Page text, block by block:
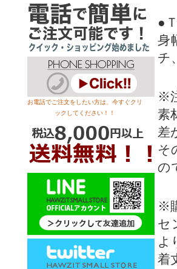
お電話でご注文をしたい方は、今すぐクリ
ックしてください！！
●
身
チ
※
素
差
そ
の
※
セ
よ
着